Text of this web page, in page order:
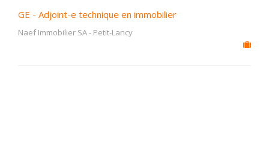
GE - Adjoint-e technique en immobilier
Naef Immobilier SA- Petit-Lancy